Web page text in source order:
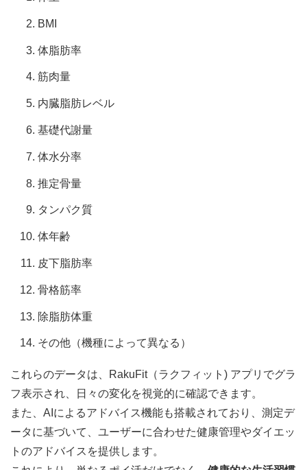
BMI
体脂肪率
筋肉量
内臓脂肪レベル
基礎代謝量
体水分率
推定骨量
タンパク質
体年齢
皮下脂肪率
骨格筋率
除脂肪体重
その他（機種によって異なる）
これらのデータは、RakuFit（ラクフィット) アプリでグラ
フ表示され、日々の変化を視覚的に確認できます。
また、AIによるアドバイス機能も搭載されており、測定デ
ータに基づいて、ユーザーに合わせた健康管理やダイエッ
トのアドバイスを提供します。